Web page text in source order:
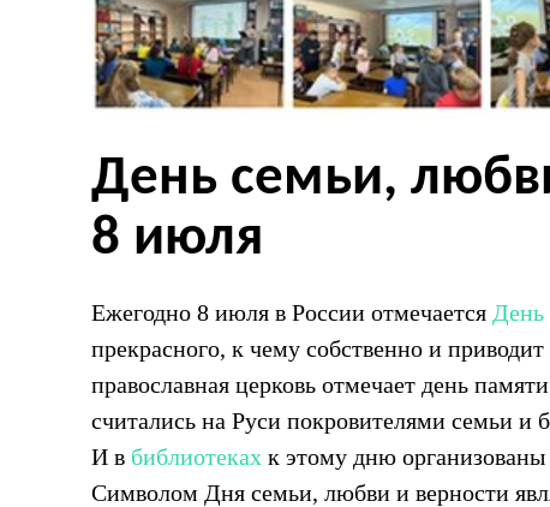
День семьи,
8 июля
Ежегодно 8 июля в России отмечается День
прекрасного, к чему собственно и
православная церковь отмечает день
считались на Руси покровителями семьи и
И в библиотеках к этому дню
Символом Дня семьи, любви и верности